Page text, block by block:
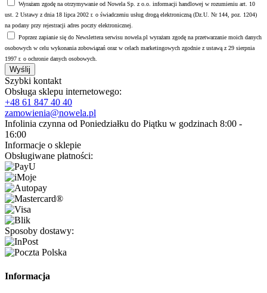
Wyrażam zgodę na otrzymywanie od Nowela Sp. z o.o. informacji handlowej w rozumieniu art. 10
ust. 2 Ustawy z dnia 18 lipca 2002 r. o świadczeniu usług drogą elektroniczną (Dz.U. Nr 144, poz. 1204)
na podany przy rejestracji adres poczty elektronicznej.
Poprzez zapianie się do Newslettera serwisu nowela.pl wyrażam zgodę na przetwarzanie moich danych
osobowych w celu wykonania zobowiązań oraz w celach marketingowych zgodnie z ustawą z 29 sierpnia
1997 r. o ochronie danych osobowych.
Wyślij
Szybki kontakt
Obsługa sklepu internetowego:
+48 61 847 40 40
zamowienia@nowela.pl
Infolinia czynna od Poniedziałku do Piątku w godzinach 8:00 -
16:00
Informacje o sklepie
Obsługiwane płatności:
Sposoby dostawy:
Informacja